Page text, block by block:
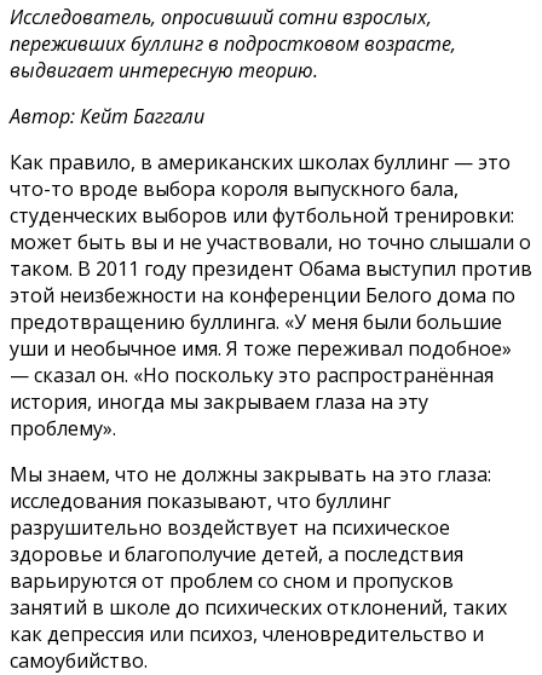
Исследователь, опросивший сотни взрослых,
переживших буллинг в подростковом возрасте,
выдвигает интересную теорию.
Автор: Кейт Баггали
Как правило, в американских школах буллинг — это
что-то вроде выбора короля выпускного бала,
студенческих выборов или футбольной тренировки:
может быть вы и не участвовали, но точно слышали о
таком. В 2011 году президент Обама выступил против
этой неизбежности на конференции Белого дома по
предотвращению буллинга. «У меня были большие
уши и необычное имя. Я тоже переживал подобное»
— сказал он. «Но поскольку это распространённая
история, иногда мы закрываем глаза на эту
проблему».
Мы знаем, что не должны закрывать на это глаза:
исследования показывают, что буллинг
разрушительно воздействует на психическое
здоровье и благополучие детей, а последствия
варьируются от проблем со сном и пропусков
занятий в школе до психических отклонений, таких
как депрессия или психоз, членовредительство и
самоубийство.